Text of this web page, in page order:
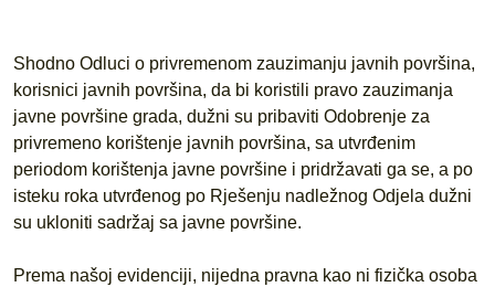
Shodno Odluci o privremenom zauzimanju javnih površina,
korisnici javnih površina, da bi koristili pravo zauzimanja
javne površine grada, dužni su pribaviti Odobrenje za
privremeno korištenje javnih površina, sa utvrđenim
periodom korištenja javne površine i pridržavati ga se, a po
isteku roka utvrđenog po Rješenju nadležnog Odjela dužni
su ukloniti sadržaj sa javne površine.
Prema našoj evidenciji, nijedna pravna kao ni fizička osoba